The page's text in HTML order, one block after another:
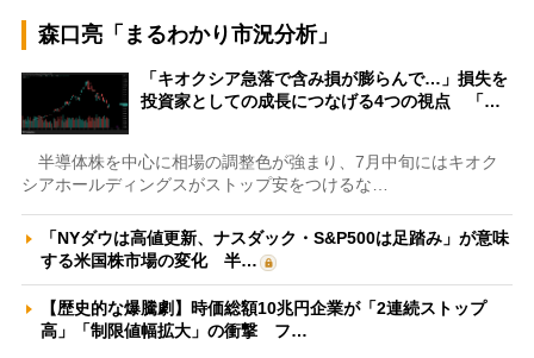
森口亮「まるわかり市況分析」
「キオクシア急落で含み損が膨らんで…」損失を
投資家としての成長につなげる4つの視点 「…
半導体株を中心に相場の調整色が強まり、7月中旬にはキオク
シアホールディングスがストップ安をつけるな…
「NYダウは高値更新、ナスダック・S&P500は足踏み」が意味
する米国株市場の変化 半…
【歴史的な爆騰劇】時価総額10兆円企業が「2連続ストップ
高」「制限値幅拡大」の衝撃 フ…